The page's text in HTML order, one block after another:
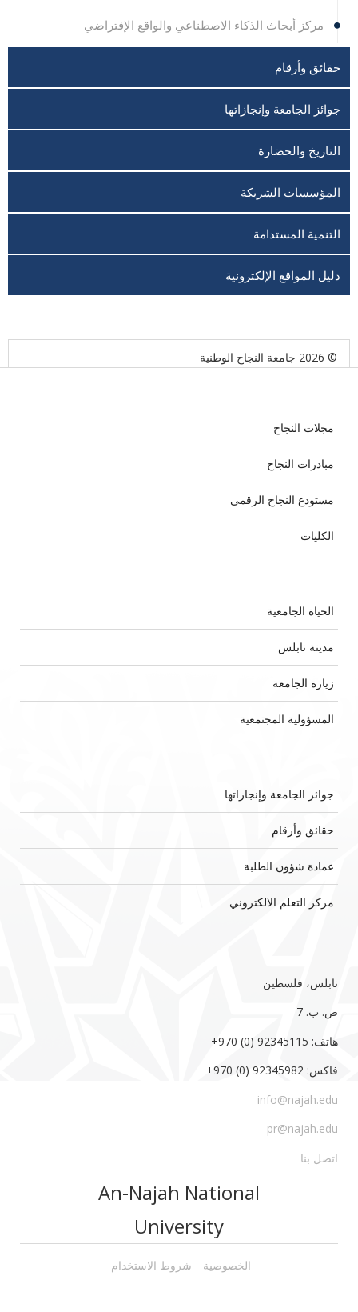
مركز أبحاث الذكاء الاصطناعي والواقع الإفتراضي
حقائق وأرقام
جوائز الجامعة وإنجازاتها
التاريخ والحضارة
المؤسسات الشريكة
التنمية المستدامة
دليل المواقع الإلكترونية
© 2026 جامعة النجاح الوطنية
مجلات النجاح
مبادرات النجاح
مستودع النجاح الرقمي
الكليات
الحياة الجامعية
مدينة نابلس
زيارة الجامعة
المسؤولية المجتمعية
جوائز الجامعة وإنجازاتها
حقائق وأرقام
عمادة شؤون الطلبة
مركز التعلم الالكتروني
نابلس، فلسطين
ص. ب. 7‏
هاتف: 92345115 (0) 970‏‎+‎
فاكس: 92345982 (0) 970‏‎+‎
info@najah.edu
pr@najah.edu
اتصل بنا
An-Najah National
University
الخصوصية شروط الاستخدام